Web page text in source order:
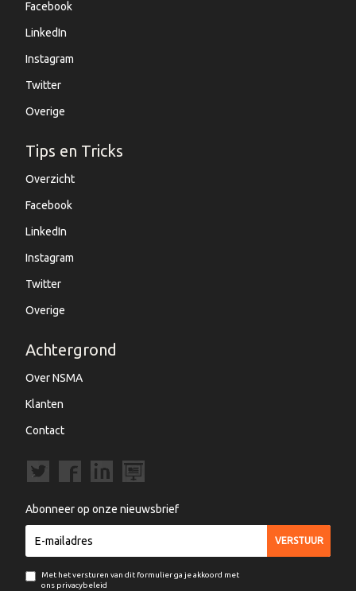
Facebook
LinkedIn
Instagram
Twitter
Overige
Tips en Tricks
Overzicht
Facebook
LinkedIn
Instagram
Twitter
Overige
Achtergrond
Over NSMA
Klanten
Contact
Abonneer op onze nieuwsbrief
Met het versturen van dit formulier ga je akkoord met
ons privacybeleid